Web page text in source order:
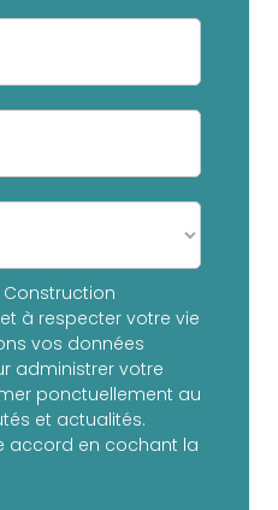
Construction
à respecter votre vie
vos données
administrer votre
ponctuellement au
et actualités.
accord en cochant la